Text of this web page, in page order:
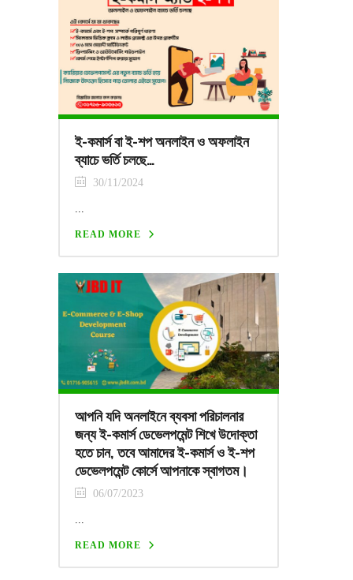
ই-কমার্স বা ই-শপ অনলাইন ও অফলাইন
ব্যাচে ভর্তি চলছে…
30/11/2024
...
READ MORE
আপনি যদি অনলাইনে ব্যবসা পরিচালনার
জন্য ই-কমার্স ডেভেলপমেন্ট শিখে উদোক্তা
হতে চান, তবে আমাদের ই-কমার্স ও ই-শপ
ডেভেলপমেন্ট কোর্সে আপনাকে স্বাগতম।
06/07/2023
READ MORE